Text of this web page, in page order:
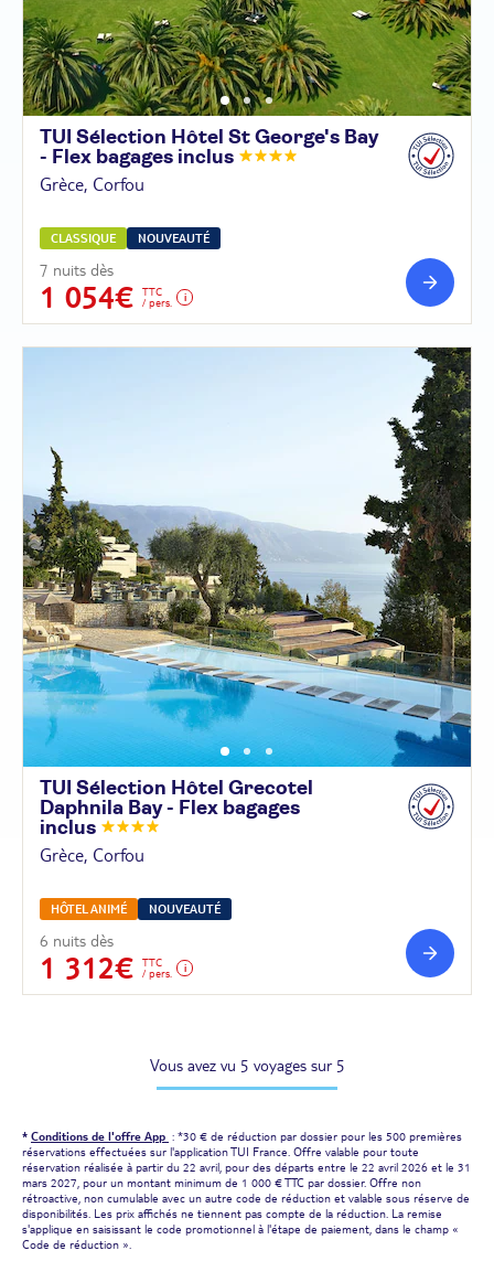
TUI Sélection Hôtel St George's Bay
- Flex bagages inclus
Grèce, Corfou
CLASSIQUE NOUVEAUTÉ
7 nuits dès
1 054€
TTC
/ pers.
TUI Sélection Hôtel Grecotel
Daphnila Bay - Flex bagages
inclus
Grèce, Corfou
HÔTEL ANIMÉ NOUVEAUTÉ
6 nuits dès
1 312€
TTC
/ pers.
Vous avez vu 5 voyages sur 5
* Conditions de l'offre App : *30 € de réduction par dossier pour les 500 premières
réservations effectuées sur l'application TUI France. Offre valable pour toute
réservation réalisée à partir du 22 avril, pour des départs entre le 22 avril 2026 et le 31
mars 2027, pour un montant minimum de 1 000 € TTC par dossier. Offre non
rétroactive, non cumulable avec un autre code de réduction et valable sous réserve de
disponibilités. Les prix affichés ne tiennent pas compte de la réduction. La remise
s'applique en saisissant le code promotionnel à l'étape de paiement, dans le champ «
Code de réduction ».